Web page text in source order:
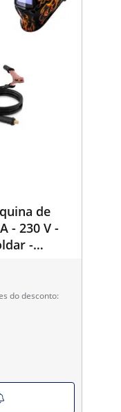
de
- 230 V -
-
do desconto: